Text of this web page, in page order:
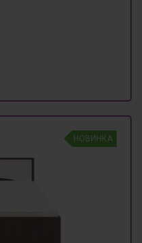
НОВИНКА